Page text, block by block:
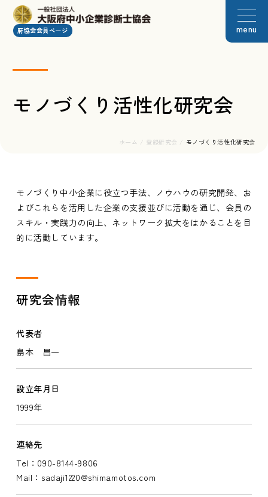
府協会会員ページ menu
モノづくり活性化研究会
ホーム 登録研究会 モノづくり活性化研究会
モノづくり中小企業に役立つ手法、ノウハウの研究開発、お
よびこれらを活用した企業の支援並びに活動を通じ、会員の
スキル・実践力の向上、ネットワーク拡大をはかることを目
的に活動しています。
研究会情報
代表者
島本 昌一
設立年月日
1999年
連絡先
Tel：090-8144-9806
Mail：sadaji1220@shimamotos.com